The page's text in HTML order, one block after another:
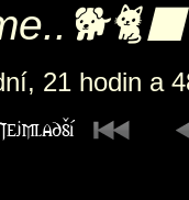
21 hodin a